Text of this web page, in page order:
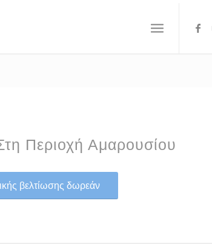
Περιοχή Αμαρουσίου
βελτίωσης δωρεάν